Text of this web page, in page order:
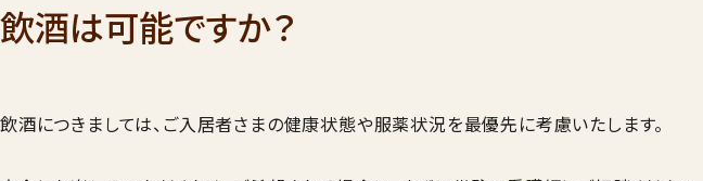
飲酒は可能ですか？
飲酒につきましては、ご入居者さまの健康状態や服薬状況を最優先に考慮いたします。